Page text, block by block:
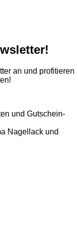
an und profitieren
und Gutschein-
Nagellack und